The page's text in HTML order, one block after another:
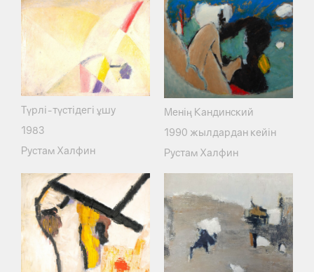
Түрлі-түстідегі ұшу
1983
Рустам Халфин
Менің Кандинский
1990 жылдардан кейін
Рустам Халфин